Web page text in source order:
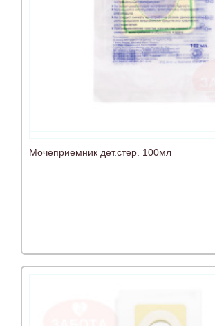
Мочеприемник дет.стер. 100мл